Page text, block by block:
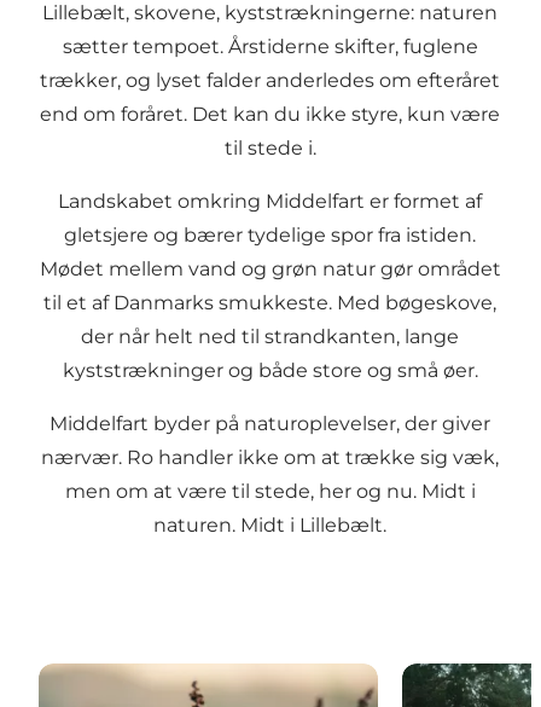
Lillebælt, skovene, kyststrækningerne: naturen
sætter tempoet. Årstiderne skifter, fuglene
trækker, og lyset falder anderledes om efteråret
end om foråret. Det kan du ikke styre, kun være
til stede i.
Landskabet omkring Middelfart er formet af
gletsjere og bærer tydelige spor fra istiden.
Mødet mellem vand og grøn natur gør området
til et af Danmarks smukkeste. Med bøgeskove,
der når helt ned til strandkanten, lange
kyststrækninger og både store og små øer.
Middelfart byder på naturoplevelser, der giver
nærvær. Ro handler ikke om at trække sig væk,
men om at være til stede, her og nu. Midt i
naturen. Midt i Lillebælt.
Stille naturspots Lillebæltstien